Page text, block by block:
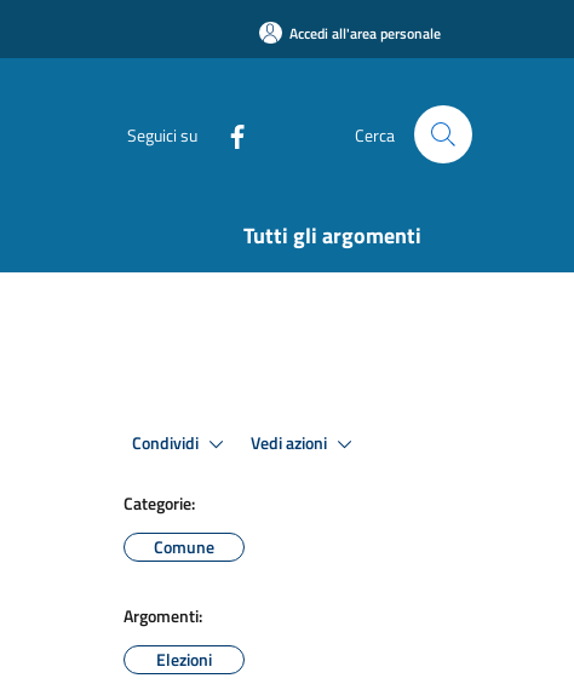
Accedi all'area personale
Seguici su Cerca
Tutti gli argomenti
Condividi Vedi azioni
Categorie:
Comune
Argomenti:
Elezioni